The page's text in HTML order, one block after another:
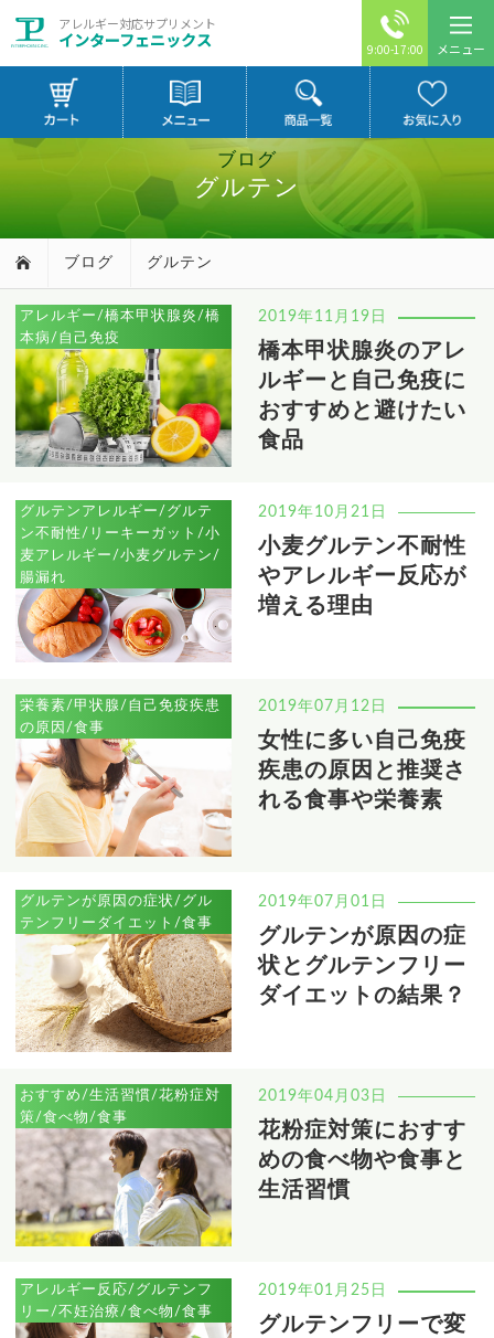
アレルギー対応サプリメント
インターフェニックス 9:00-17:00 メニュー
ブログ
グルテン
ブログ グルテン
アレルギー/橋本甲状腺炎/橋
本病/自己免疫
2019年11月19日
橋本甲状腺炎のアレ
ルギーと自己免疫に
おすすめと避けたい
食品
グルテンアレルギー/グルテ
ン不耐性/リーキーガット/小
麦アレルギー/小麦グルテン/
腸漏れ
2019年10月21日
小麦グルテン不耐性
やアレルギー反応が
増える理由
栄養素/甲状腺/自己免疫疾患
の原因/食事
2019年07月12日
女性に多い自己免疫
疾患の原因と推奨さ
れる食事や栄養素
グルテンが原因の症状/グル
テンフリーダイエット/食事
2019年07月01日
グルテンが原因の症
状とグルテンフリー
ダイエットの結果？
おすすめ/生活習慣/花粉症対
策/食べ物/食事
2019年04月03日
花粉症対策におすす
めの食べ物や食事と
生活習慣
アレルギー反応/グルテンフ
リー/不妊治療/食べ物/食事
2019年01月25日
グルテンフリーで変